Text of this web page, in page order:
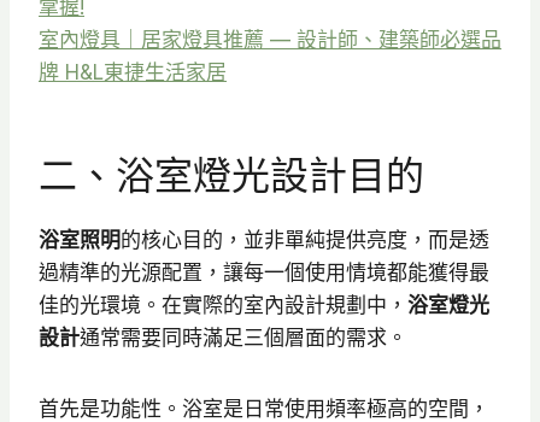
掌握!
室內燈具｜居家燈具推薦 — 設計師、建築師必選品
牌 H&L東捷生活家居
二、浴室燈光設計目的
浴室照明的核心目的，並非單純提供亮度，而是透
過精準的光源配置，讓每一個使用情境都能獲得最
佳的光環境。在實際的室內設計規劃中， 浴室燈光
設計通常需要同時滿足三個層面的需求。
首先是功能性。浴室是日常使用頻率極高的空間，